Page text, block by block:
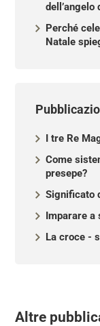
Perché
Natale
I tre Re
Come
presepe?
Significato
Imparare a
La croce -
Altre